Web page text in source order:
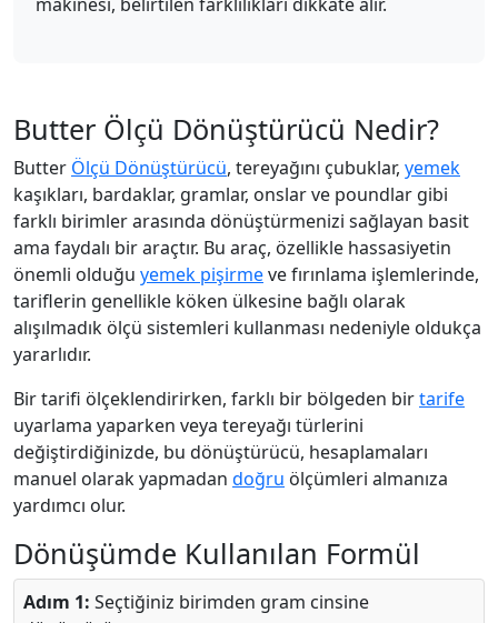
Butter Ölçü Dönüştürücü Nedir?
Butter Ölçü Dönüştürücü, tereyağını çubuklar, yemek
kaşıkları, bardaklar, gramlar, onslar ve poundlar gibi
farklı birimler arasında dönüştürmenizi sağlayan basit
ama faydalı bir araçtır. Bu araç, özellikle hassasiyetin
önemli olduğu yemek pişirmeve fırınlama işlemlerinde,
tariflerin genellikle köken ülkesine bağlı olarak
alışılmadık ölçü sistemleri kullanması nedeniyle oldukça
yararlıdır.
Bir tarifi ölçeklendirirken, farklı bir bölgeden birtarife
uyarlama yaparken veya tereyağı türlerini
değiştirdiğinizde, bu dönüştürücü, hesaplamaları
manuel olarak yapmadan doğru ölçümleri almanıza
yardımcı olur.
Dönüşümde Kullanılan Formül
Adım 1: Seçtiğiniz birimden gram cinsine